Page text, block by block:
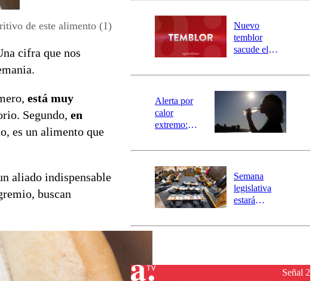
de este alimento (1)
cifra que nos
está muy
Segundo, en
es un alimento que
aliado indispensable
buscan
río Damas:
activa
mensajería
SAE
Nuevo
temblor
sacude el
revisa la
epicentro
Alerta por
calor
extremo:
activa Alerta
Preventiva en
tres comunas
Semana
legislativa
estará
el fin de la
reconstrucciónSeñal 2